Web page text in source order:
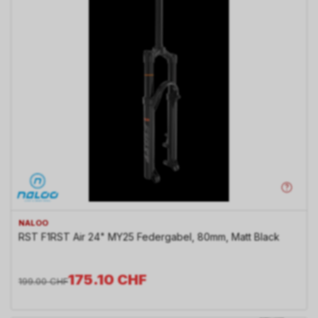
NALOO
RST F1RST Air 24" MY25 Federgabel, 80mm, Matt Black
175.10CHF
199.00 CHF